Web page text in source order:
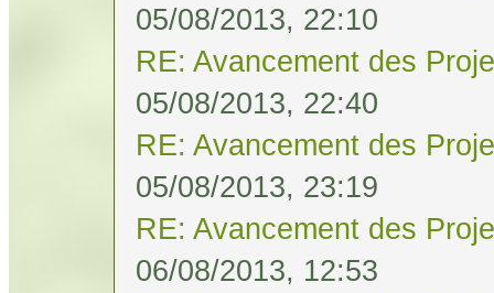
05/08/2013, 22:10
RE: Avancement des
05/08/2013, 22:40
RE: Avancement des
05/08/2013, 23:19
RE: Avancement des
06/08/2013, 12:53